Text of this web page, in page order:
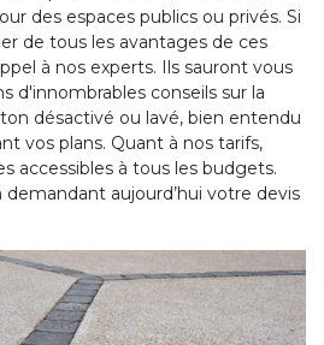
des espaces publics ou privés. Si
de tous les avantages de ces
à nos experts. Ils sauront vous
d'innombrables conseils sur la
désactivé ou lavé, bien entendu
vos plans. Quant à nos tarifs,
accessibles à tous les budgets.
aujourd’hui votre devis